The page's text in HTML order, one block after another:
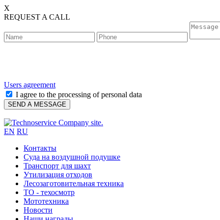
X
REQUEST A CALL
Users agreement
I agree to the processing of personal data
EN RU
Контакты
Cуда на воздушной подушке
Транспорт для шахт
Утилизация отходов
Лесозаготовительная техника
ТО - техосмотр
Мототехника
Новости